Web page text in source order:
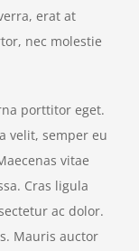
erat at
nec molestie
porttitor eget.
velit, semper eu
vitae
Cras ligula
ac dolor.
Mauris auctor